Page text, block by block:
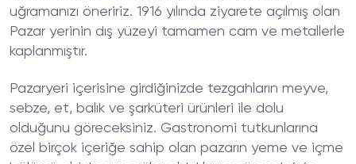
uğramanızı öneririz. 1916 yılında ziyarete açılmış olan
Pazar yerinin dış yüzeyi tamamen cam ve metallerle
kaplanmıştır.
Pazaryeri içerisine girdiğinizde tezgahların meyve,
sebze, et, balık ve şarküteri ürünleri ile dolu
olduğunu göreceksiniz. Gastronomi tutkunlarına
özel birçok içeriğe sahip olan pazarın yeme ve içme